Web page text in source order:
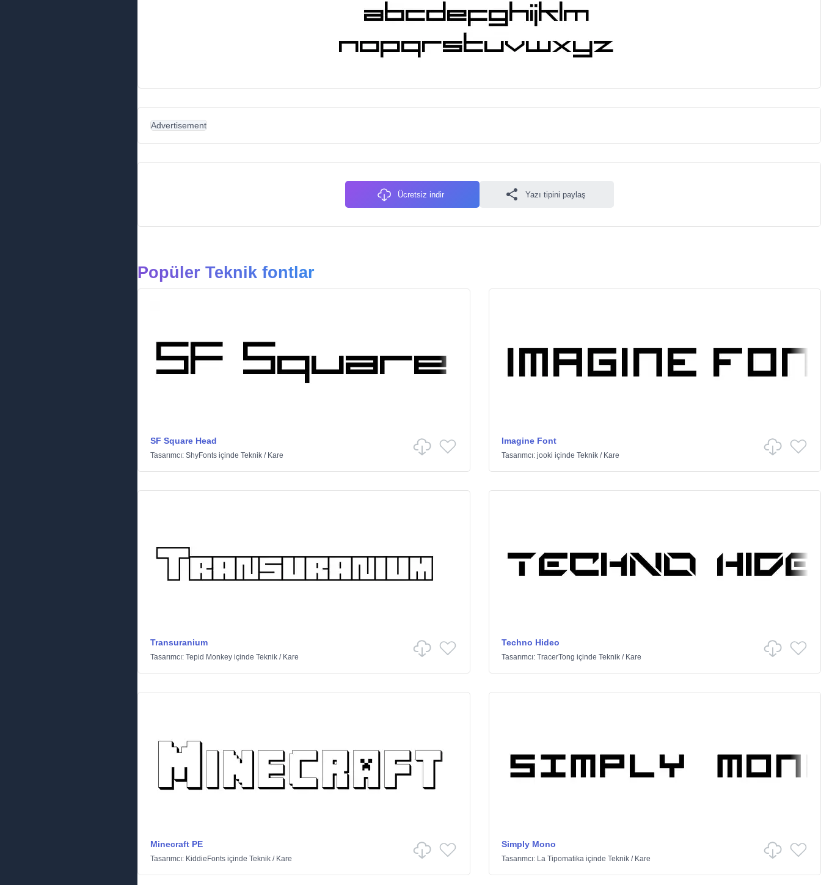
Advertisement
Ücretsiz indir Yazı tipini paylaş
Popüler Teknik fontlar
SF Square Head
Tasarımcı: ShyFonts içinde Teknik / Kare
Imagine Font
Tasarımcı: jooki içinde Teknik/ Kare
Transuranium
Tasarımcı: Tepid Monkey içinde Teknik / Kare
Techno Hideo
Tasarımcı: TracerTong içinde Teknik/ Kare
Minecraft PE
Tasarımcı: KiddieFonts içinde Teknik / Kare
Simply Mono
Tasarımcı: La Tipomatikaiçinde Teknik/ Kare